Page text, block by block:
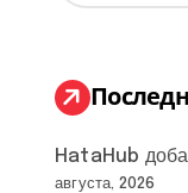
:
HataHub
августа, 2026